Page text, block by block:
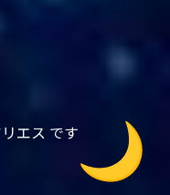
エス です